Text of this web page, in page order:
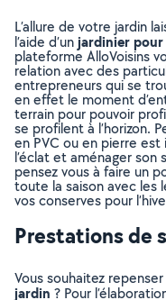
L’allure de votre jardin
l’aide d’unjardinier pour
plateforme AlloVoisins
relation avec des
entrepreneurs qui se
en effet le moment
terrain pour pouvoir
se profilent à l’horizon.
en PVC ou en pierre
l’éclat et aménager son
pensez vous à faire un
toute la saison avec les
vos conserves pour
Prestations de
Vous souhaitez
jardin ? Pour